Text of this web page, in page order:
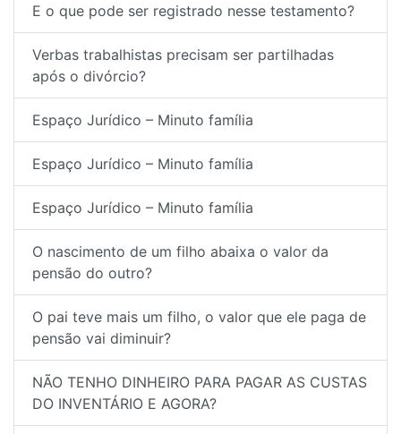
E o que pode ser registrado nesse testamento?
Verbas trabalhistas precisam ser partilhadas
após o divórcio?
Espaço Jurídico – Minuto família
Espaço Jurídico – Minuto família
Espaço Jurídico – Minuto família
O nascimento de um filho abaixa o valor da
pensão do outro?
O pai teve mais um filho, o valor que ele paga de
pensão vai diminuir?
NÃO TENHO DINHEIRO PARA PAGAR AS CUSTAS
DO INVENTÁRIO E AGORA?